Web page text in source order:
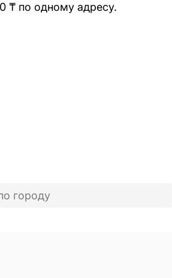
₸ по одному адресу.
городу